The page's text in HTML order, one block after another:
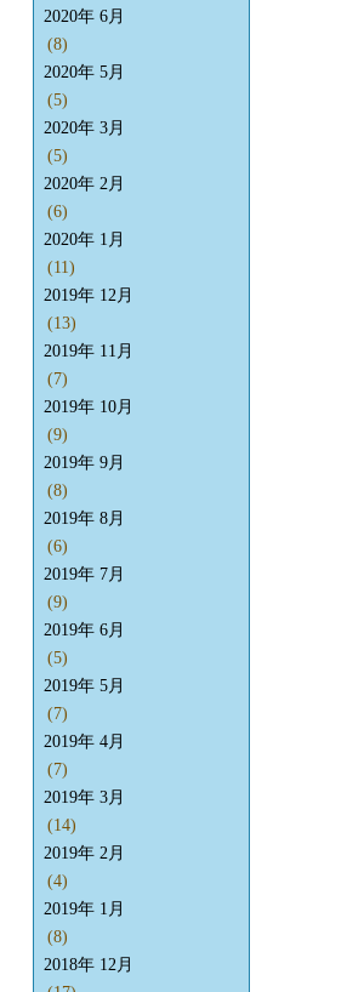
2020年 6月
(8)
2020年 5月
(5)
2020年 3月
(5)
2020年 2月
(6)
2020年 1月
(11)
2019年 12月
(13)
2019年 11月
(7)
2019年 10月
(9)
2019年 9月
(8)
2019年 8月
(6)
2019年 7月
(9)
2019年 6月
(5)
2019年 5月
(7)
2019年 4月
(7)
2019年 3月
(14)
2019年 2月
(4)
2019年 1月
(8)
2018年 12月